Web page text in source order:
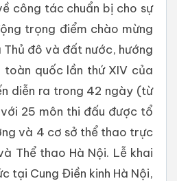
công tác chuẩn bị cho sự
trọng điểm chào mừng
đô và đất nước, hướng
quốc lần thứ XIV của
diễn ra trong 42 ngày (từ
25 môn thi đấu được tổ
và 4 cơ sở thể thao trực
Thể thao Hà Nội. Lễ khai
tại Cung Điền kinh Hà Nội,